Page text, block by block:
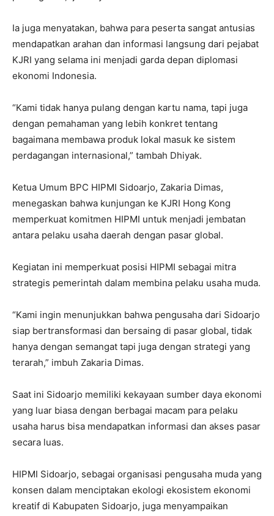
Ia juga menyatakan, bahwa para peserta sangat antusias
mendapatkan arahan dan informasi langsung dari pejabat
KJRI yang selama ini menjadi garda depan diplomasi
ekonomi Indonesia.
“Kami tidak hanya pulang dengan kartu nama, tapi juga
dengan pemahaman yang lebih konkret tentang
bagaimana membawa produk lokal masuk ke sistem
perdagangan internasional,” tambah Dhiyak.
Ketua Umum BPC HIPMI Sidoarjo, Zakaria Dimas,
menegaskan bahwa kunjungan ke KJRI Hong Kong
memperkuat komitmen HIPMI untuk menjadi jembatan
antara pelaku usaha daerah dengan pasar global.
Kegiatan ini memperkuat posisi HIPMI sebagai mitra
strategis pemerintah dalam membina pelaku usaha muda.
“Kami ingin menunjukkan bahwa pengusaha dari Sidoarjo
siap bertransformasi dan bersaing di pasar global, tidak
hanya dengan semangat tapi juga dengan strategi yang
terarah,” imbuh Zakaria Dimas.
Saat ini Sidoarjo memiliki kekayaan sumber daya ekonomi
yang luar biasa dengan berbagai macam para pelaku
usaha harus bisa mendapatkan informasi dan akses pasar
secara luas.
HIPMI Sidoarjo, sebagai organisasi pengusaha muda yang
konsen dalam menciptakan ekologi ekosistem ekonomi
kreatif di Kabupaten Sidoarjo, juga menyampaikan